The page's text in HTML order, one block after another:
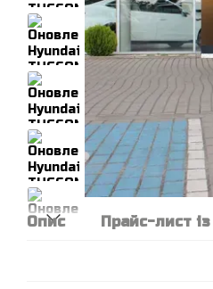
Опис Прайс-лист